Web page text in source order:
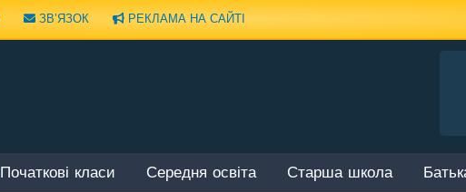
ЗВ’ЯЗОК РЕКЛАМА НА САЙТІ
Початкові класи Середня освіта Старша школа